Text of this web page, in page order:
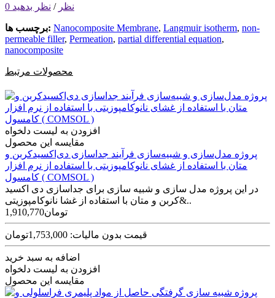
0 نظر / نظر بدهید
برچسب ها: Nanocomposite Membrane, Langmuir isotherm, non-
permeable filler, Permeation, partial differential equation,
nanocomposite
محصولات مرتبط
افزودن به لیست دلخواه
مقایسه این محصول
پروژه مدل‌سازی و شبیه‌سازی فرآیند جداسازی دی‌اکسید‌کربن و
متان با استفاده از غشای نانوکامپوزیتی با استفاده از نرم افزار
کامسول ( COMSOL )
در این پروژه مدل سازی و شبیه سازی برای جداسازی دی اکسید
کربن و متان با استفاده از غشا نانوکامپوزیتی&..
1,910,770تومان
قیمت بدون مالیات: 1,753,000تومان
اضافه به سبد خرید
افزودن به لیست دلخواه
مقایسه این محصول